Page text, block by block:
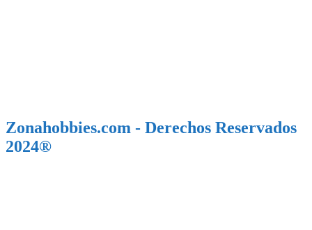
Zonahobbies.com - Derechos Reservados
2024®